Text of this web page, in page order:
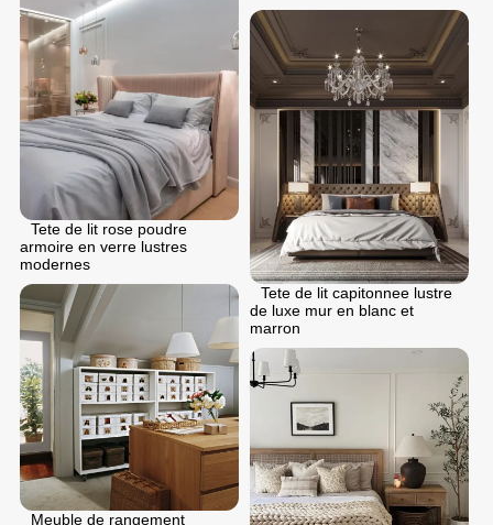
Tete de lit rose poudre
armoire en verre lustres
modernes
Tete de lit capitonnee lustre
de luxe mur en blanc et
marron
Meuble de rangement